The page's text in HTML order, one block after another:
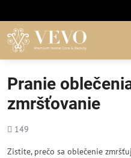
Pranie
zmršťovanie
Počet
149
Zistite, prečo sa oblečenie